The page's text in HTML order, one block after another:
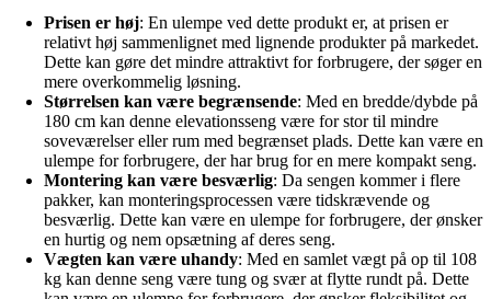
Prisen er høj: En ulempe ved dette produkt er, at prisen er
relativt høj sammenlignet med lignende produkter på markedet.
Dette kan gøre det mindre attraktivt for forbrugere, der søger en
mere overkommelig løsning.
Størrelsen kan være begrænsende: Med en bredde/dybde på
180 cm kan denne elevationsseng være for stor til mindre
soveværelser eller rum med begrænset plads. Dette kan være en
ulempe for forbrugere, der har brug for en mere kompakt seng.
Montering kan være besværlig: Da sengen kommer i flere
pakker, kan monteringsprocessen være tidskrævende og
besværlig. Dette kan være en ulempe for forbrugere, der ønsker
en hurtig og nem opsætning af deres seng.
Vægten kan være uhandy: Med en samlet vægt på op til 108
kg kan denne seng være tung og svær at flytte rundt på. Dette